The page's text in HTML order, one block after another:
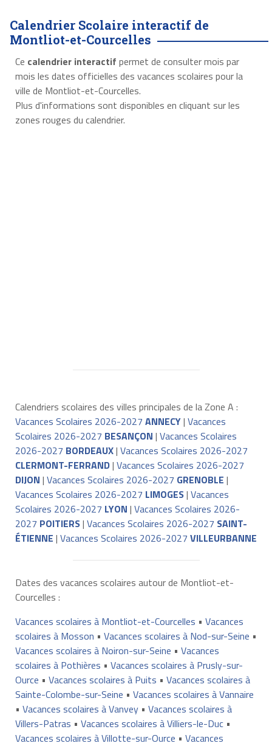
Calendrier Scolaire interactif de
Montliot-et-Courcelles
Ce calendrier interactif permet de consulter mois par
mois les dates officielles des vacances scolaires pour la
ville de Montliot-et-Courcelles.
Plus d'informations sont disponibles en cliquant sur les
zones rouges du calendrier.
Calendriers scolaires des villes principales de la Zone A :
Vacances Scolaires 2026-2027 ANNECY| Vacances
Scolaires 2026-2027 BESANÇON | Vacances Scolaires
2026-2027 BORDEAUX| Vacances Scolaires 2026-2027
CLERMONT-FERRAND| Vacances Scolaires 2026-2027
DIJON | Vacances Scolaires 2026-2027 GRENOBLE |
Vacances Scolaires 2026-2027 LIMOGES| Vacances
Scolaires 2026-2027 LYON | Vacances Scolaires 2026-
2027 POITIERS| Vacances Scolaires 2026-2027 SAINT-
ÉTIENNE | Vacances Scolaires 2026-2027 VILLEURBANNE
Dates des vacances scolaires autour de Montliot-et-
Courcelles :
Vacances scolaires à Montliot-et-Courcelles • Vacances
scolaires à Mosson • Vacances scolaires à Nod-sur-Seine •
Vacances scolaires à Noiron-sur-Seine • Vacances
scolaires à Pothières • Vacances scolaires à Prusly-sur-
Ource • Vacances scolaires à Puits • Vacances scolaires à
Sainte-Colombe-sur-Seine • Vacances scolaires à Vannaire
• Vacances scolaires à Vanvey• Vacances scolaires à
Villers-Patras • Vacances scolaires à Villiers-le-Duc•
Vacances scolaires à Villotte-sur-Ource • Vacances